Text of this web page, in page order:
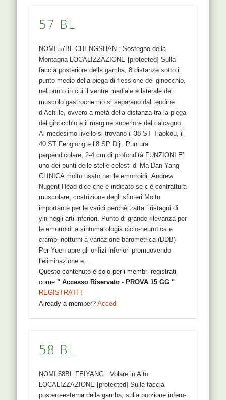
57 BL
NOMI 57BL CHENGSHAN : Sostegno della
Montagna LOCALIZZAZIONE [protected] Sulla
faccia posteriore della gamba, 8 distanze sotto il
punto medio della piega di flessione del ginocchio,
nel punto in cui il ventre mediale e laterale del
muscolo gastrocnemio si separano dal tendine
d’Achille, ovvero a metà della distanza tra la piega
del ginocchio e il margine superiore del calcagno.
Al medesimo livello si trovano il 38 ST Tiaokou, il
40 ST Fenglong e l’8 SP Diji. Puntura
perpendicolare, 2-4 cm di profondità FUNZIONI E’
uno dei punti delle stelle celesti di Ma Dan Yang
CLINICA molto usato per le emorroidi. Andrew
Nugent-Head dice che è indicato se c’è contrattura
muscolare, costrizione degli sfinteri Molto
importante per le varici perchè tratta i ristagni di
yin negli arti inferiori. Punto di grande rilevanza per
le emorroidi a sintomatologia ciclo-neurotica e
crampi notturni a variazione barometrica (DDB)
Per Yuen apre gli orifizi inferiori promuovendo
l’eliminazione e...
Questo contenuto è solo per i membri registrati
come" Accesso Riservato - PROVA 15 GG "
REGISTRATI !
Already a member?Accedi
58 BL
NOMI 58BL FEIYANG : Volare in Alto
LOCALIZZAZIONE [protected] Sulla faccia
postero-esterna della gamba, sulla porzione infero-